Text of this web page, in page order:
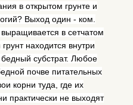
в открытом грунте и
Выход один - ком.
в сетчатом
находится внутри
субстрат. Любое
почве питательных
корни туда, где их
практически не выходят